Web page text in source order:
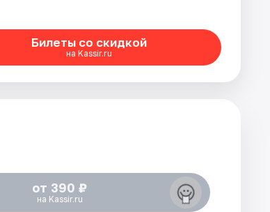
Билеты со скидкой
на Kassir.ru
от 390 ₽
на Kassir.ru